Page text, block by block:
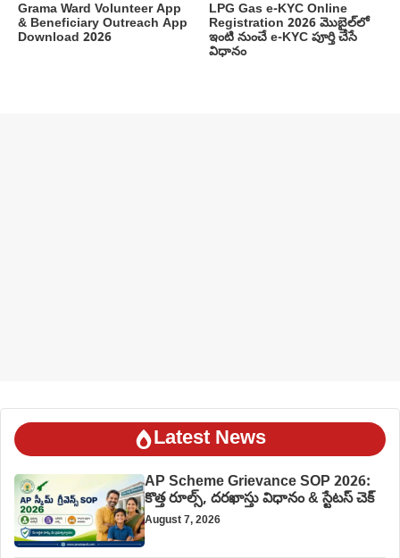
Grama Ward Volunteer App
& Beneficiary Outreach App
Download 2026
LPG Gas e-KYC Online
Registration 2026 మొబైల్‌లో
ఇంటి నుంచే e-KYC పూర్తి చేసే
విధానం
Latest News
AP Scheme Grievance SOP 2026:
కొత్త రూల్స్, దరఖాస్తు విధానం & స్టేటస్ చెక్
August 7, 2026